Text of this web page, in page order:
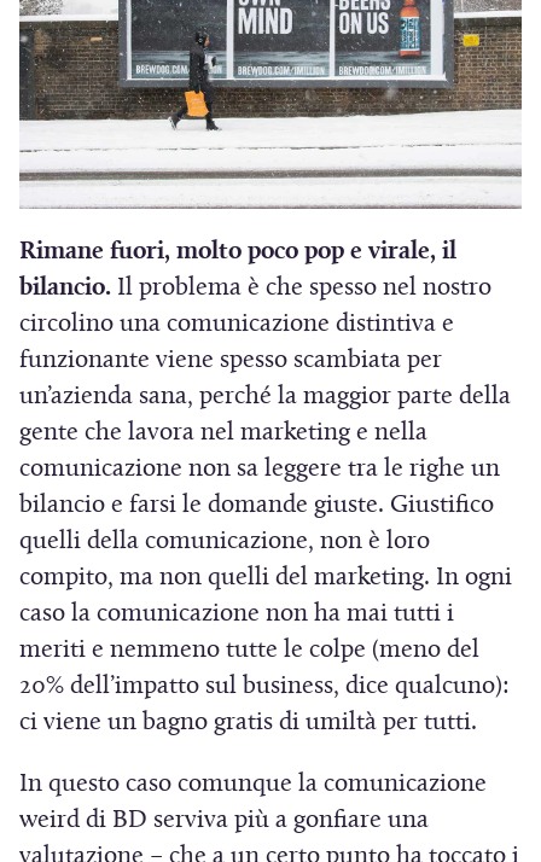
Rimane fuori, molto poco pop e virale, il
bilancio. Il problema è che spesso nel nostro
circolino una comunicazione distintiva e
funzionante viene spesso scambiata per
un’azienda sana, perché la maggior parte della
gente che lavora nel marketing e nella
comunicazione non sa leggere tra le righe un
bilancio e farsi le domande giuste. Giustifico
quelli della comunicazione, non è loro
compito, ma non quelli del marketing. In ogni
caso la comunicazione non ha mai tutti i
meriti e nemmeno tutte le colpe (meno del
20% dell’impatto sul business, dice qualcuno):
ci viene un bagno gratis di umiltà per tutti.
In questo caso comunque la comunicazione
weird di BD serviva più a gonfiare una
valutazione – che a un certo punto ha toccato i